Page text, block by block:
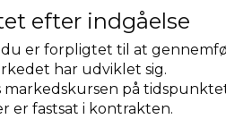
efter indgåelse
er forpligtet til at
har udviklet sig.
markedskursen på
er fastsat i kontrakten.